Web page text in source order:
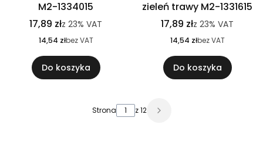
M2-1334015
17,89 złz 23% VAT
14,54 złbez VAT
Do koszyka
zieleń trawy M2-1331615
17,89 złz 23% VAT
14,54 złbez VAT
Do koszyka
Strona z 12